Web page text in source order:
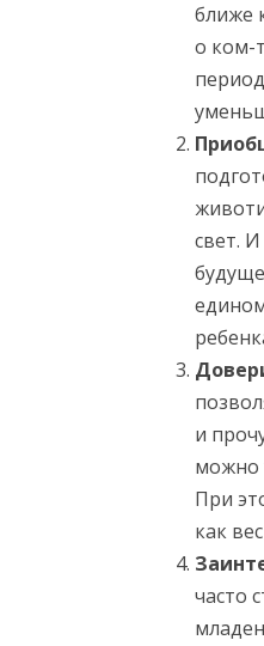
ближе
о ком-
свет.
и
можно
При
как
часто